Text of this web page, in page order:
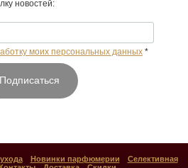
новостей:
моих персональных данных *
Подписаться
Новинки парфюмерии
Селективная